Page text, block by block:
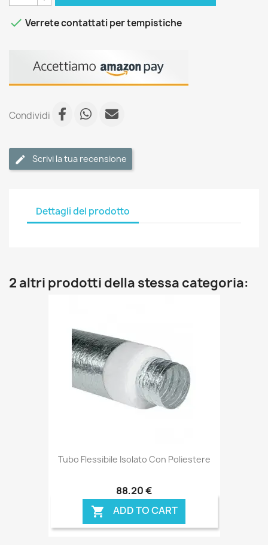
 Verrete contattati per tempistiche
Condividi
Scrivi la tua recensione
Dettagli del prodotto
2 altri prodotti della stessa categoria:
Tubo Flessibile Isolato Con Poliestere
88,20 €
 ADD TO CART